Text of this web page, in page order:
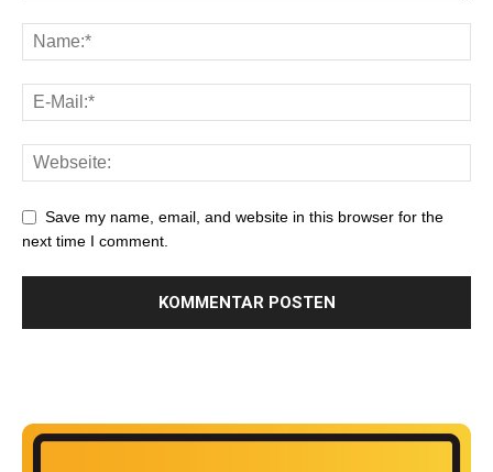
Save my name, email, and website in this browser for the
next time I comment.